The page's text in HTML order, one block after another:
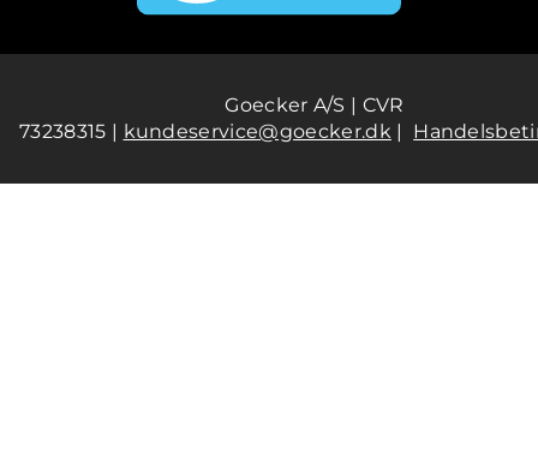
Goecker A/S | CVR
73238315 | kundeservice@goecker.dk |